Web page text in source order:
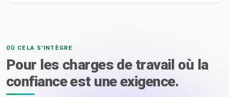
OÙ CELA S'INTÈGRE
Pour les charges de travail où la
confiance est une exigence.